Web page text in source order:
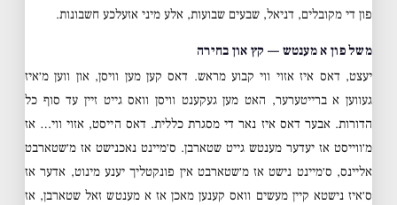
פון די מקובלים, דניאל, שבעים שבועות, אלע מיני אזעלכע חשבונות.
משל פון א מענטש — קץ און בחירה
יעצט, דאס איז אזוי ווי קבוע מראש. דאס קען מען וויסן, און ווען מ׳איז
געווען א ברייטערער, האט מען געקענט וויסן וואס גייט זיין עד סוף כל
הדורות. אבער דאס איז נאר די מסגרת כללית. דאס הייסט, אזוי ווי… אז
מ׳ווייסט אז יעדער מענטש גייט שטארבן. ס׳מיינט נאכנישט אז מ׳שטארבט
אליינס, ס׳מיינט נישט אז מ׳שטארבט אין פונקטליך יענע מינוט, אדער אז
ס׳איז נישטא קיין מעשים וואס קענען מאכן אז א מענטש זאל שטארבן, אז